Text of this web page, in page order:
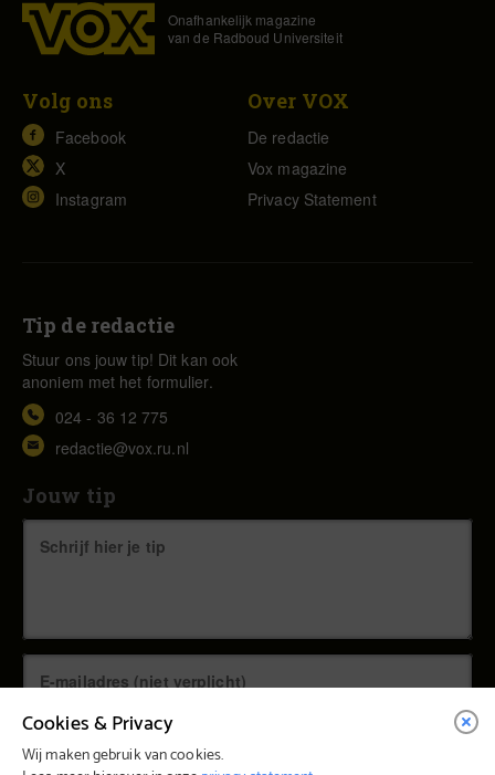
Onafhankelijk magazine
van de Radboud Universiteit
Volg ons
Facebook
X
Instagram
Over VOX
De redactie
Vox magazine
Privacy Statement
Tip de redactie
Stuur ons jouw tip! Dit kan ook
anoniem met het formulier.
024 - 36 12 775
redactie@vox.ru.nl
Jouw tip
Cookies & Privacy
Wij maken gebruik van cookies.